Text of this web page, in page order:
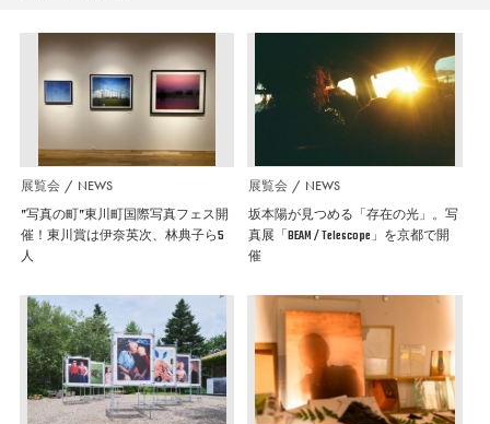
展覧会 NEWS
”写真の町”東川町国際写真フェス開
催！東川賞は伊奈英次、林典子ら5
人
展覧会 NEWS
坂本陽が見つめる「存在の光」。写
真展「BEAM / Telescope」を京都で開
催